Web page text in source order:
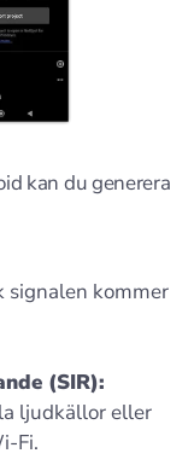
kan du generera
signalen kommer
(SIR):
ljudkällor eller
Fi.